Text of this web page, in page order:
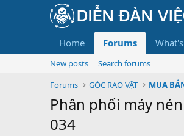
Home Forums
New posts
Search forums
Forums
GÓC RAO VẶT MUA
Phân phối máy
034